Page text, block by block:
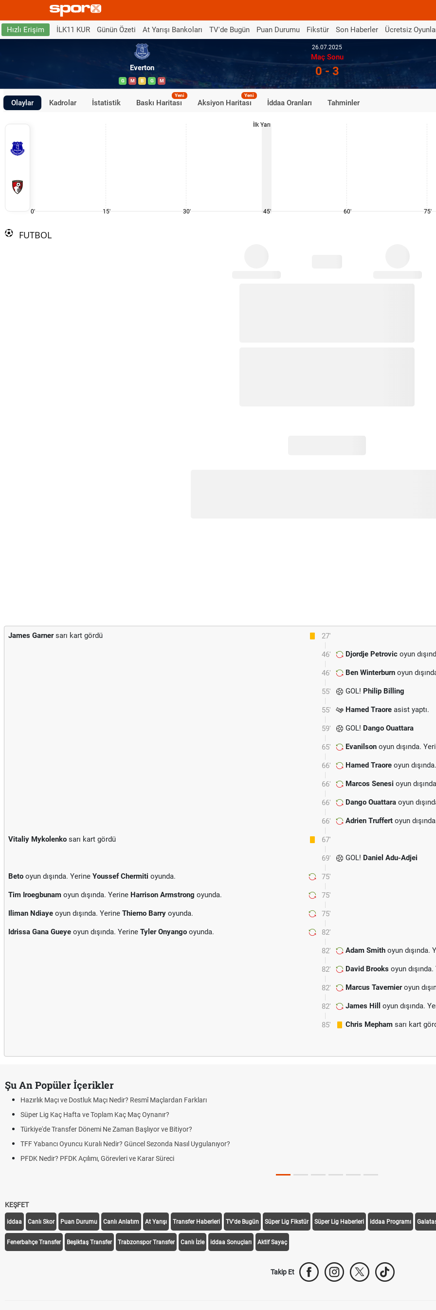
Hızlı Erişim İLK11 KUR Günün Özeti At Yarışı Bankoları TV'de Bugün Puan Durumu Fikstür Son Haberler Ücretsiz
Everton
G M B G M
26.07.2025
Maç Sonu
0 - 3
Olaylar Kadrolar İstatistik Baskı Haritası
Yeni
Aksiyon Haritası
Yeni
İddaa Oranları Tahminler
0' 15' 30'
İlk Yarı
45' 60' 75'
FUTBOL
27'
James Garnersarı kart gördü
46' Djordje Petrovic oyun
46' Ben Winterburn oyun
55' GOL! Philip Billing
55' Hamed Traore asist yaptı.
59' GOL! Dango Ouattara
65' Evanilson oyun dışında.
66' Hamed Traore oyun
66' Marcos Senesi oyun
66' Dango Ouattara oyun
66' Adrien Truffert oyun
67'
Vitaliy Mykolenko sarı kart gördü
69' GOL! Daniel Adu-Adjei
75'
Beto oyun dışında. Yerine Youssef Chermiti oyunda.
75'
Tim Iroegbunam oyun dışında. Yerine Harrison Armstrong oyunda.
75'
Iliman Ndiaye oyun dışında. Yerine Thierno Barry oyunda.
82'
Idrissa Gana Gueye oyun dışında. Yerine Tyler Onyango oyunda.
82' Adam Smith oyun dışında.
82' David Brooks oyun
82' Marcus Tavernieroyun
82' James Hill oyun dışında.
85' Chris Mepham sarı kart
Şu An Popüler İçerikler
Hazırlık Maçı ve Dostluk Maçı Nedir? Resmî Maçlardan Farkları
Süper Lig Kaç Hafta ve Toplam Kaç Maç Oynanır?
Türkiye'de Transfer Dönemi Ne Zaman Başlıyor ve Bitiyor?
TFF Yabancı Oyuncu Kuralı Nedir? Güncel Sezonda Nasıl Uygulanıyor?
PFDK Nedir? PFDK Açılımı, Görevleri ve Karar Süreci
KEŞFET
iddaa Canlı Skor Puan Durumu Canlı Anlatım At Yarışı Transfer Haberleri TV'de Bugün Süper Lig Fikstür Süper Lig Haberleri iddaa Programı
Fenerbahçe Transfer Beşiktaş Transfer Trabzonspor Transfer Canlı İzle iddaa Sonuçları Aktif Sayaç
Takip Et